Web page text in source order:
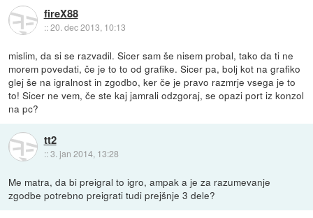
fireX88
::20. dec 2013, 10:13
mislim, da si se razvadil. Sicer sam še nisem probal, tako da ti ne
morem povedati, če je to to od grafike. Sicer pa, bolj kot na grafiko
glej še na igralnost in zgodbo, ker če je pravo razmrje vsega je to
to! Sicer ne vem, če ste kaj jamrali odzgoraj, se opazi port iz konzol
na pc?
tt2
::3. jan 2014, 13:28
Me matra, da bi preigral to igro, ampak a je za razumevanje
zgodbe potrebno preigrati tudi prejšnje 3 dele?